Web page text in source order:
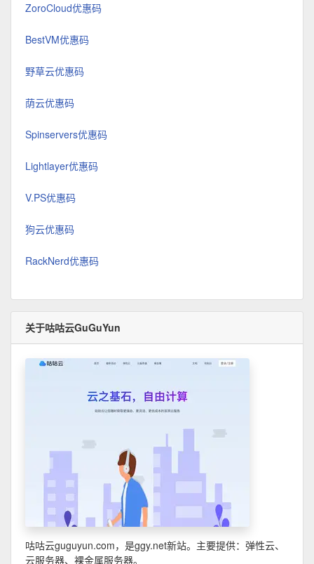
ZoroCloud优惠码
BestVM优惠码
野草云优惠码
荫云优惠码
Spinservers优惠码
Lightlayer优惠码
V.PS优惠码
狗云优惠码
RackNerd优惠码
关于咕咕云GuGuYun
咕咕云guguyun.com，是ggy.net新站。主要提供：弹性云、
云服务器、裸金属服务器。